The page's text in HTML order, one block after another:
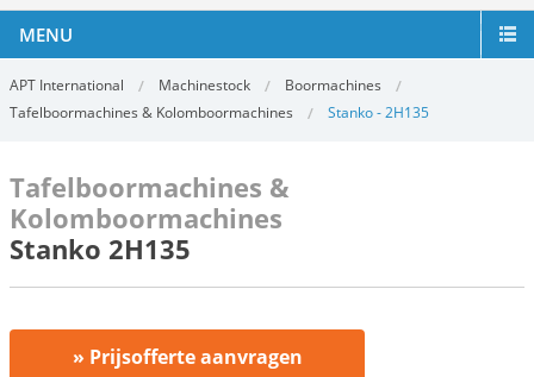
MENU
APT International Machinestock
Boormachines
Tafelboormachines & Kolomboormachines
Stanko - 2H135
Tafelboormachines &
Kolomboormachines
Stanko 2H135
» Prijsofferte aanvragen